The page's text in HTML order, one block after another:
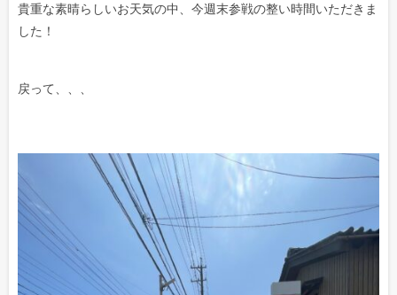
貴重な素晴らしいお天気の中、今週末参戦の整い時間いただきま
した！
戻って、、、